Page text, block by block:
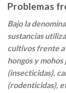
Problemas
Bajo la
sustancias
cultivos frente a
hongos y
(insecticidas),
(rodenticidas),